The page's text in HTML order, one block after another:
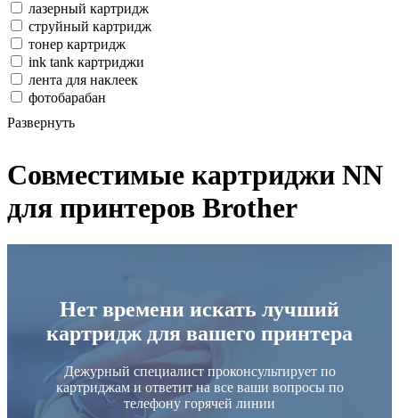
лазерный картридж
струйный картридж
тонер картридж
ink tank картриджи
лента для наклеек
фотобарабан
Развернуть
Совместимые картриджи NN
для принтеров Brother
Нет времени искать лучший
картридж для вашего принтера
Дежурный специалист проконсультирует по
картриджам и ответит на все ваши вопросы по
телефону горячей линии